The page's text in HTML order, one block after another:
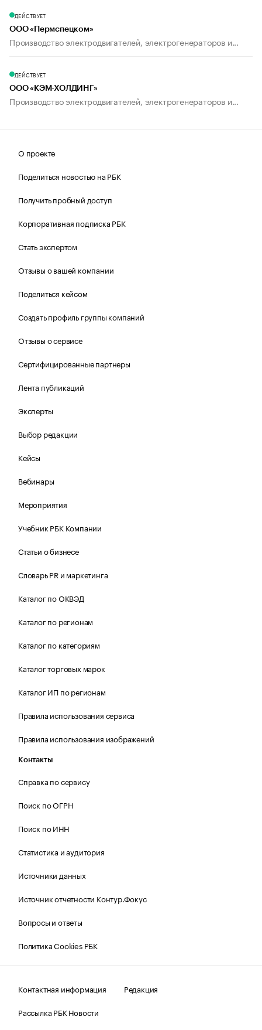
ДЕЙСТВУЕТ
ООО «Пермспецком»
Производство электродвигателей, электрогенераторов и...
ДЕЙСТВУЕТ
ООО «КЭМ-ХОЛДИНГ»
Производство электродвигателей, электрогенераторов и...
О проекте
Поделиться новостью на РБК
Получить пробный доступ
Корпоративная подписка РБК
Стать экспертом
Отзывы о вашей компании
Поделиться кейсом
Создать профиль группы компаний
Отзывы о сервисе
Сертифицированные партнеры
Лента публикаций
Эксперты
Выбор редакции
Кейсы
Вебинары
Мероприятия
Учебник РБК Компании
Статьи о бизнесе
Словарь PR и маркетинга
Каталог по ОКВЭД
Каталог по регионам
Каталог по категориям
Каталог торговых марок
Каталог ИП по регионам
Правила использования сервиса
Правила использования изображений
Контакты
Справка по сервису
Поиск по ОГРН
Поиск по ИНН
Статистика и аудитория
Источники данных
Источник отчетности Контур.Фокус
Вопросы и ответы
Политика Cookies РБК
Контактная информация
Редакция
Рассылка РБК Новости